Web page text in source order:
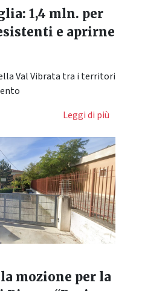
1,4 mln. per
e aprirne
Val Vibrata tra i territori
Leggi di più
mozione per la